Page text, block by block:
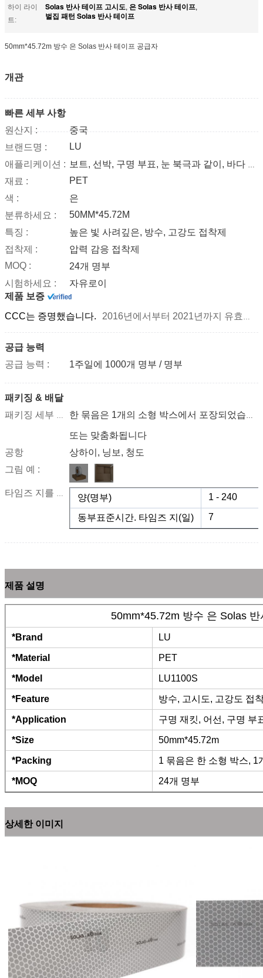
하이 라이
트:
Solas 반사 테이프 고시도, 은 Solas 반사 테이프,
벌집 패턴 Solas 반사 테이프
50mm*45.72m 방수 은 Solas 반사 테이프 공급자
개관
빠른 세부 사항
원산지 :
중국
브랜드명 :
LU
애플리케이션 :
보트, 선박, 구명 부표, 눈 북극과 같이, 바다 제품에 붙어있으세요
재료 :
PET
색 :
은
분류하세요 :
50MM*45.72M
특징 :
높은 빛 사려깊은, 방수, 고강도 접착제
접착제 :
압력 감응 접착제
MOQ :
24개 명부
시험하세요 :
자유로이
제품 보증
CCC는 증명했습니다.
2016년에서부터 2021년까지 유효합니다
공급 능력
공급 능력 :
1주일에 1000개 명부 / 명부
패키징 & 배달
패키징 세부 사항 한 묶음은 1개의 소형 박스에서 포장되었습니다, 12개의 소형 박스가 1개 통에서 포장되었습니다
또는 맞춤화됩니다
공항
상하이, 닝보, 청도
그림 예 :
타임즈 지를 이끄세요 : 양(명부) 1 - 240
동부표준시간. 타임즈 지(일) 7
제품 설명
50mm*45.72m 방수 은 Solas
*Brand LU
*Material PET
*Model LU1100S
*Feature 방수, 고시도, 고강도 접
*Application 구명 재킷, 어선, 구명 부
*Size 50mm*45.72m
*Packing 1 묶음은 한 소형 박스,
*MOQ 24개 명부
상세한 이미지